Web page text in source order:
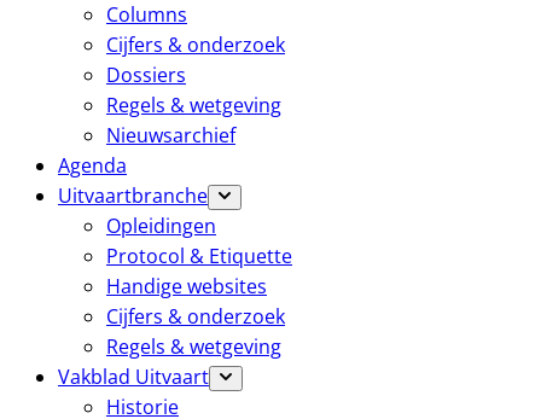
Columns
Cijfers & onderzoek
Dossiers
Regels & wetgeving
Nieuwsarchief
Agenda
Uitvaartbranche
Opleidingen
Protocol & Etiquette
Handige websites
Cijfers & onderzoek
Regels & wetgeving
Vakblad Uitvaart
Historie